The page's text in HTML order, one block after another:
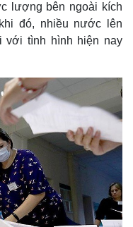
lượng bên ngoài kích
đó, nhiều nước lên
với tình hình hiện nay